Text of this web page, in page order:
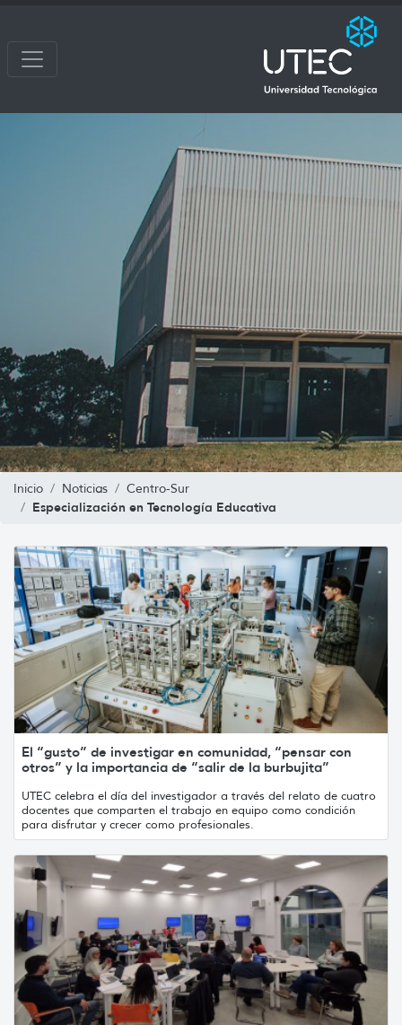
Inicio Noticias Centro-Sur
Especialización en Tecnología Educativa
El “gusto” de investigar en comunidad, “pensar con
otros” y la importancia de “salir de la burbujita”
UTEC celebra el día del investigador a través del relato de cuatro
docentes que comparten el trabajo en equipo como condición
para disfrutar y crecer como profesionales.